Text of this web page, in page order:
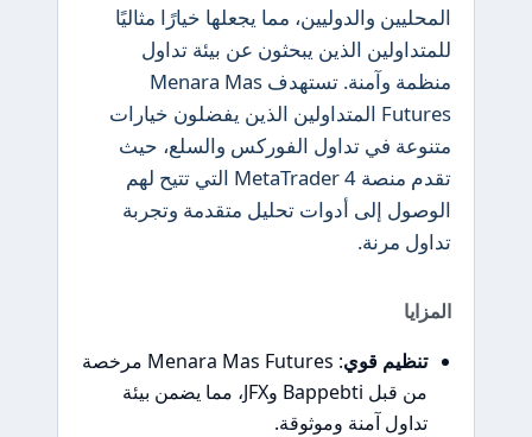
المحليين والدوليين، مما يجعلها خيارًا مثاليًا
للمتداولين الذين يبحثون عن بيئة تداول
منظمة وآمنة. تستهدف Menara Mas
Futures المتداولين الذين يفضلون خيارات
متنوعة في تداول الفوركس والسلع، حيث
تقدم منصة MetaTrader 4 التي تتيح لهم
الوصول إلى أدوات تحليل متقدمة وتجربة
تداول مرنة.
المزايا
تنظيم قوي
: Menara Mas Futures مرخصة
من قبل Bappebti وJFX، مما يضمن بيئة
تداول آمنة وموثوقة.